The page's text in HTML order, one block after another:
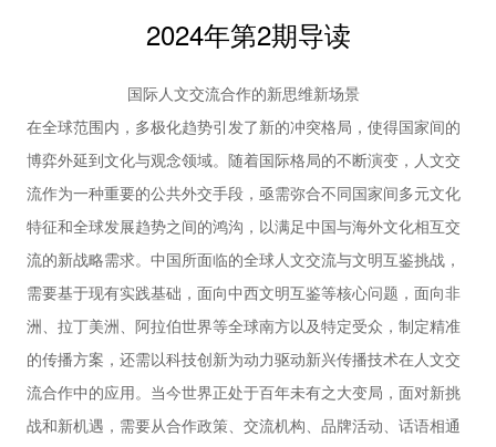
成为国际传播能力建设的正向力量，成为亟需研讨的时代议题。
40 | 青年亚文化如何在跨文化传播中“破壁”
杨红 孙涵
44 | 新形势下国际传播叙事策略初探
李宇
吴海云
理论平台
51 | 构建以马克思主义新闻观
为基石的国际传播自主知识体系
胡正荣 孟丁炜
国际传播人才培养的历史经验与思考
王维佳 何彦晖
60 | 以数智传播力全面提升国际传播效能
2024年第2期导读
国际人文交流合作的新思维新场景
在全球范围内，多极化趋势引发了新的冲突格局，使得国家间的
博弈外延到文化与观念领域。随着国际格局的不断演变，人文交
流作为一种重要的公共外交手段，亟需弥合不同国家间多元文化
特征和全球发展趋势之间的鸿沟，以满足中国与海外文化相互交
流的新战略需求。中国所面临的全球人文交流与文明互鉴挑战，
需要基于现有实践基础，面向中西文明互鉴等核心问题，面向非
洲、拉丁美洲、阿拉伯世界等全球南方以及特定受众，制定精准
的传播方案，还需以科技创新为动力驱动新兴传播技术在人文交
流合作中的应用。当今世界正处于百年未有之大变局，面对新挑
战和新机遇，需要从合作政策、交流机构、品牌活动、话语相通